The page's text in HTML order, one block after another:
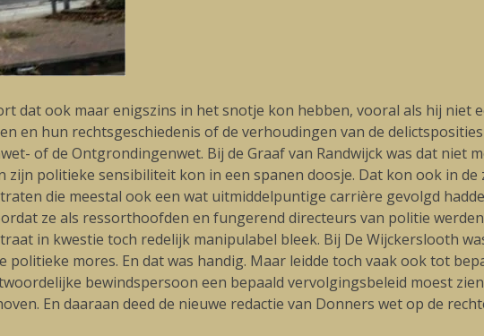
dat ook maar enigszins in het snotje kon hebben, vooral als hij niet
en hun rechtsgeschiedenis of de verhoudingen van de
of de Ontgrondingenwet. Bij de Graaf van Randwijck was dat niet
zijn politieke sensibiliteit kon in een spanen doosje. Dat kon ook in
die meestal ook een wat uitmiddelpuntige carrière gevolgd
ze als ressorthoofden en fungerend directeurs van politie
in kwestie toch redelijk manipulabel bleek. Bij De Wijckerslooth
politieke mores. En dat was handig. Maar leidde toch vaak ook tot
bewindspersoon een bepaald vervolgingsbeleid moest
En daaraan deed de nieuwe redactie van Donners wet op de